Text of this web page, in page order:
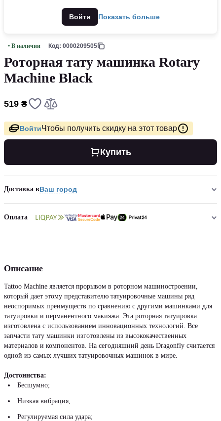
Войти Показать больше
• В наличии Код: 0000209505
Роторная тату машинка Rotary
Machine Black
519 ₴
ВойтиЧтобы получить скидку на этот товар
Купить
Доставка вВаш город
Оплата
Описание
Tattoo Machine является прорывом в роторном машиностроении,
который дает этому представителю татуировочные машины ряд
неоспоримых преимуществ по сравнению с другими машинками для
татуировки и перманентного макияжа. Эта роторная татуировка
изготовлена с использованием инновационных технологий. Все
запчасти тату машинки изготовлены из высококачественных
материалов и компонентов. На сегодняшний день Dragonfly считается
одной из самых лучших татуировочных машинок в мире.
Достоинства:
Бесшумно;
Низкая вибрация;
Регулируемая сила удара;